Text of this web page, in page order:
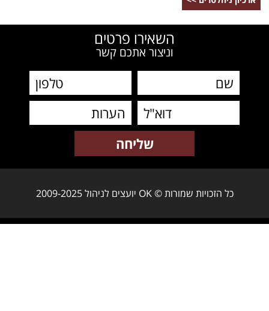
השאירו פרטים
וניצור אתכם קשר
כל הזכויות שמורות © OK יועצים לניהול 2009-2025